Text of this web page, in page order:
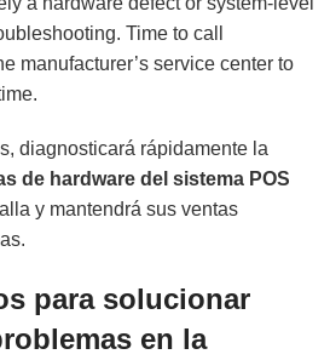
Time to call
manufacturer’s service center to
diagnosticará rápidamente la
de hardware del sistema POS
y mantendrá sus ventas
para solucionar
en la